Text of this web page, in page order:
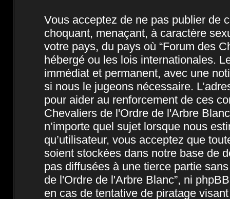
Vous acceptez de ne pas publier de
choquant, menaçant, à caractère
votre pays, du pays où “Forum des
hébergé ou les lois internationales.
immédiat et permanent, avec une
si nous le jugeons nécessaire.
pour aider au renforcement de ces
Chevaliers de l'Ordre de l'Arbre
n’importe quel sujet lorsque nous
qu’utilisateur, vous acceptez que
soient stockées dans notre base de
pas diffusées à une tierce partie
de l'Ordre de l'Arbre Blanc”, ni
en cas de tentative de piratage